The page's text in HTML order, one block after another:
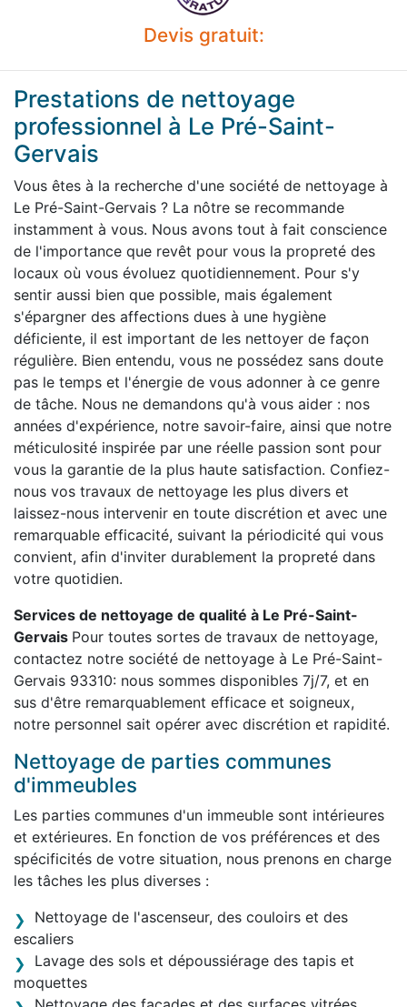
Devis gratuit:
Prestations de nettoyage
professionnel à Le Pré-Saint-
Gervais
Vous êtes à la recherche d'une société de nettoyage à
Le Pré-Saint-Gervais ? La nôtre se recommande
instamment à vous. Nous avons tout à fait conscience
de l'importance que revêt pour vous la propreté des
locaux où vous évoluez quotidiennement. Pour s'y
sentir aussi bien que possible, mais également
s'épargner des affections dues à une hygiène
déficiente, il est important de les nettoyer de façon
régulière. Bien entendu, vous ne possédez sans doute
pas le temps et l'énergie de vous adonner à ce genre
de tâche. Nous ne demandons qu'à vous aider : nos
années d'expérience, notre savoir-faire, ainsi que notre
méticulosité inspirée par une réelle passion sont pour
vous la garantie de la plus haute satisfaction. Confiez-
nous vos travaux de nettoyage les plus divers et
laissez-nous intervenir en toute discrétion et avec une
remarquable efficacité, suivant la périodicité qui vous
convient, afin d'inviter durablement la propreté dans
votre quotidien.
Services de nettoyage de qualité à Le Pré-Saint-
Gervais Pour toutes sortes de travaux de nettoyage,
contactez notre société de nettoyage à Le Pré-Saint-
Gervais 93310: nous sommes disponibles 7j/7, et en
sus d'être remarquablement efficace et soigneux,
notre personnel sait opérer avec discrétion et rapidité.
Nettoyage de parties communes
d'immeubles
Les parties communes d'un immeuble sont intérieures
et extérieures. En fonction de vos préférences et des
spécificités de votre situation, nous prenons en charge
les tâches les plus diverses :
Nettoyage de l'ascenseur, des couloirs et des
escaliers
Lavage des sols et dépoussiérage des tapis et
moquettes